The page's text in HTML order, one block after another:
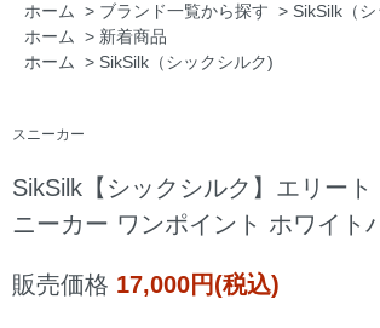
ホーム
> ブランド一覧から探す > SikSilk（
ホーム
> 新着商品
ホーム
> SikSilk（シックシルク)
スニーカー
SikSilk【シックシルク】エリート
ニーカー ワンポイント ホワイト
販売価格 17,000円(税込)